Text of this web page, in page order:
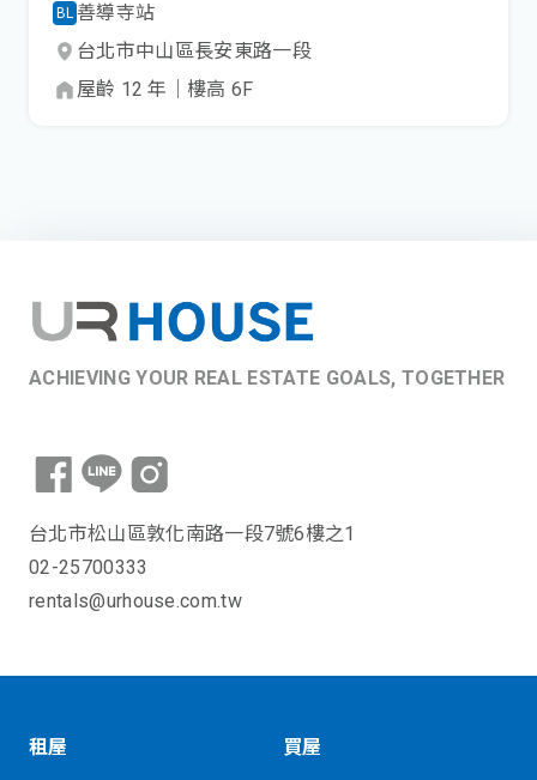
BL 善導寺站
台北市中山區長安東路一段
屋齡 12 年 樓高 6 F
ACHIEVING YOUR REAL ESTATE GOALS, TOGETHER
台北市松山區敦化南路一段7號6樓之1
02-25700333
rentals@urhouse.com.tw
租屋 買屋